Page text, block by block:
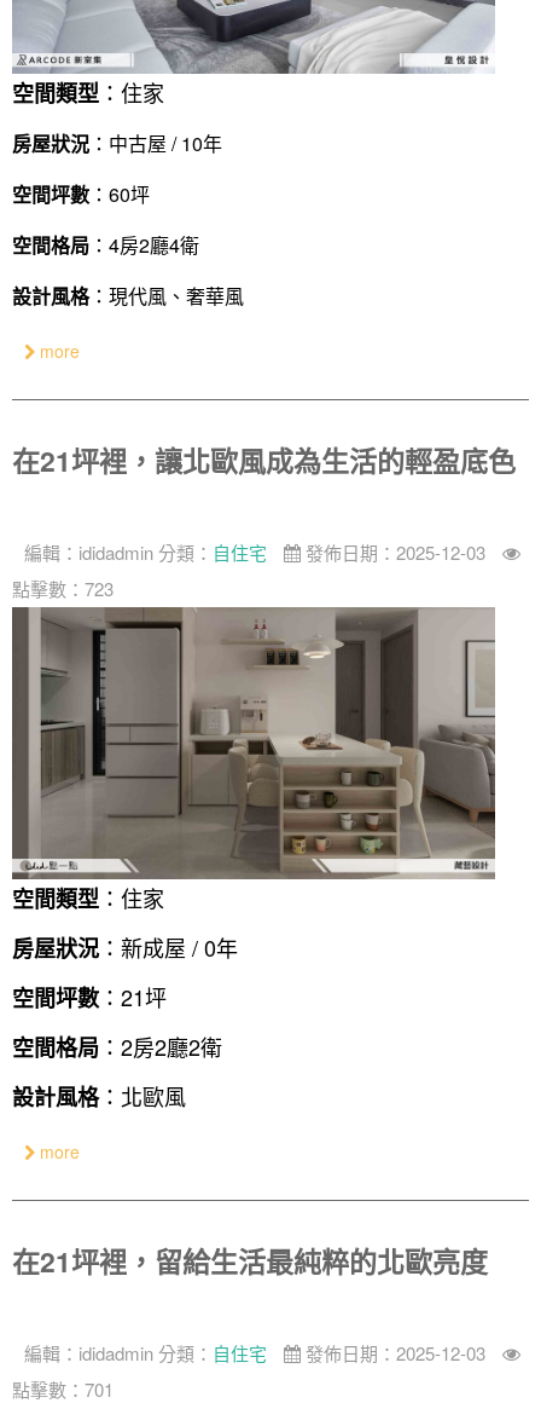
空間類型 ：住家
房屋狀況 ：中古屋 / 10年
空間坪數 ：60坪
空間格局 ：4房2廳4衛
設計風格：現代風、奢華風
more
在21坪裡，讓北歐風成為生活的輕盈底色
編輯： ididadmin 分類： 自住宅
發佈日期：2025-12-03
點擊數：723
空間類型 ：住家
房屋狀況 ：新成屋 / 0年
空間坪數 ：21坪
空間格局 ：2房2廳2衛
設計風格：北歐風
more
在21坪裡，留給生活最純粹的北歐亮度
編輯： ididadmin 分類： 自住宅
發佈日期：2025-12-03
點擊數：701